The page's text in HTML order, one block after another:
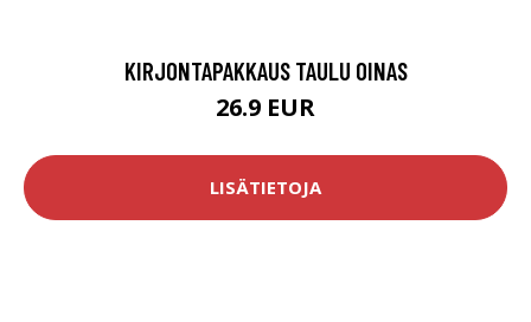
KIRJONTAPAKKAUS TAULU OINAS
26.9 EUR
LISÄTIETOJA